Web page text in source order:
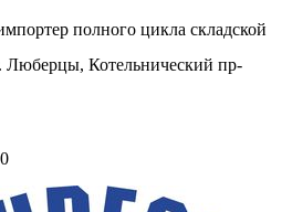
полного цикла складской
Люберцы, Котельнический пр-